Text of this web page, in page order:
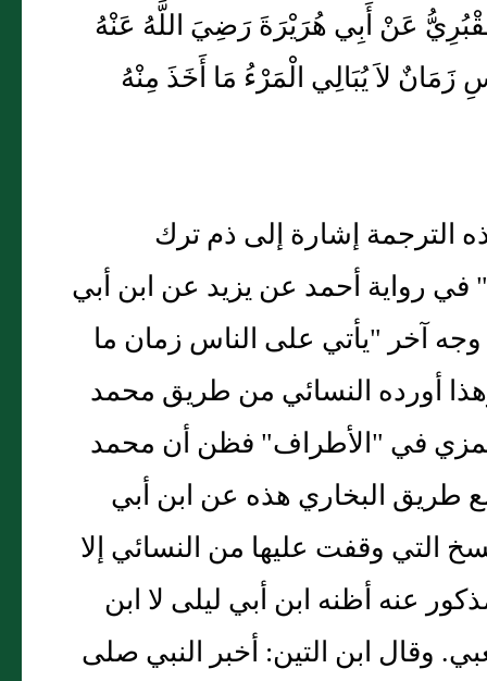
عَنْ أَبِي هُرَيْرَةَ رَضِيَ اللَّهُ عَنْهُ
لاَ يُبَالِي الْمَرْءُ مَا أَخَذَ مِنْهُ
إشارة إلى ذم ترك
رواية أحمد عن يزيد عن ابن أبي
آخر "يأتي على الناس زمان ما
أورده النسائي من طريق محمد
في "الأطراف" فظن أن محمد
طريق البخاري هذه عن ابن أبي
التي وقفت عليها من النسائي إلا
عنه أظنه ابن أبي ليلى لا ابن
وقال ابن التين: أخبر النبي صلى